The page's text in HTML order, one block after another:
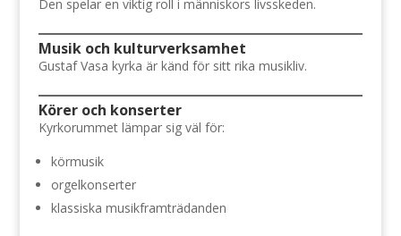
Den spelar en viktig roll i människors livsskeden.
Musik och kulturverksamhet
Gustaf Vasa kyrka är känd för sitt rika musikliv.
Körer och konserter
Kyrkorummet lämpar sig väl för:
körmusik
orgelkonserter
klassiska musikframträdanden